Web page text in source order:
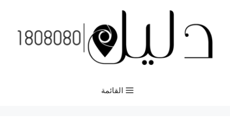
المحتوى
القائمة